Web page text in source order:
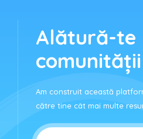
Alătură-te
Am construit această
către tine cât mai multe